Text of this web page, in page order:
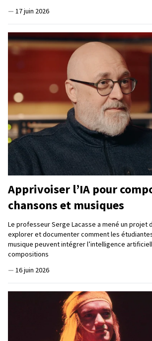
— 17 juin 2026
Apprivoiser l’IA pour
chansons et musiques
Le professeur Serge Lacasse a mené un projet
explorer et documenter comment les
musique peuvent intégrer l’intelligence
compositions
— 16 juin 2026